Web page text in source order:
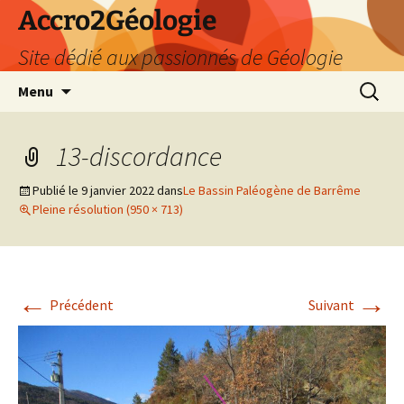
Accro2Géologie
Site dédié aux passionnés de Géologie
Menu
13-discordance
Publié le 9 janvier 2022dansLe Bassin Paléogène de Barrême
Pleine résolution (950 × 713)
← Précédent Suivant →